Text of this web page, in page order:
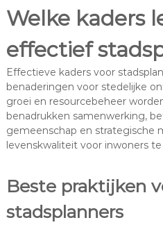
Welke kaders
effectief
Effectieve kaders voor
benaderingen voor stedelijke
groei en resourcebeheer
benadrukken samenwerking,
gemeenschap en strategische
levenskwaliteit voor inwoners
Beste praktijken
stadsplanners